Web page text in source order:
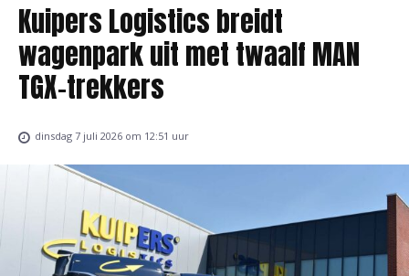
Kuipers Logistics breidt
wagenpark uit met twaalf MAN
TGX-trekkers
dinsdag 7 juli 2026 om 12:51 uur